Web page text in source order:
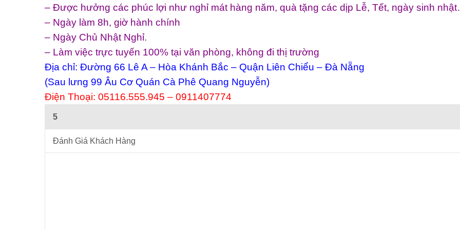
– Được hưởng các phúc lợi như nghỉ mát hàng năm, quà tặng các dịp Lễ, Tết, ngày sinh
– Ngày làm 8h, giờ hành chính
– Ngày Chủ Nhật Nghỉ.
– Làm việc trực tuyến 100% tại văn phòng, không đi thị trường
Địa chỉ: Đường 66 Lê A – Hòa Khánh Bắc – Quận Liên Chiểu – Đà Nẵng
(Sau lưng 99 Âu Cơ Quán Cà Phê Quang Nguyễn)
Điện Thoại: 05116.555.945 – 0911407774
5
Đánh Giá Khách Hàng